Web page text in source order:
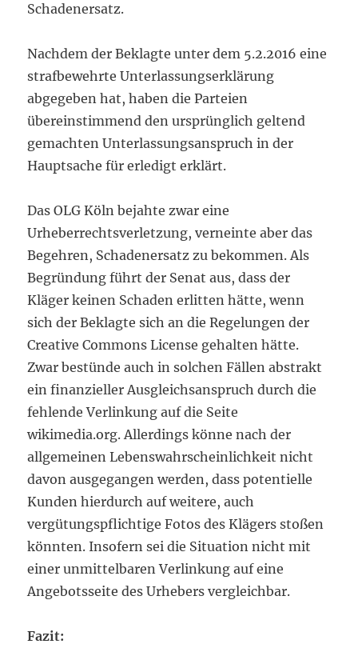
Schadenersatz.
Nachdem der Beklagte unter dem 5.2.2016 eine
strafbewehrte Unterlassungserklärung
abgegeben hat, haben die Parteien
übereinstimmend den ursprünglich geltend
gemachten Unterlassungsanspruch in der
Hauptsache für erledigt erklärt.
Das OLG Köln bejahte zwar eine
Urheberrechtsverletzung, verneinte aber das
Begehren, Schadenersatz zu bekommen. Als
Begründung führt der Senat aus, dass der
Kläger keinen Schaden erlitten hätte, wenn
sich der Beklagte sich an die Regelungen der
Creative Commons License gehalten hätte.
Zwar bestünde auch in solchen Fällen abstrakt
ein finanzieller Ausgleichsanspruch durch die
fehlende Verlinkung auf die Seite
wikimedia.org. Allerdings könne nach der
allgemeinen Lebenswahrscheinlichkeit nicht
davon ausgegangen werden, dass potentielle
Kunden hierdurch auf weitere, auch
vergütungspflichtige Fotos des Klägers stoßen
könnten. Insofern sei die Situation nicht mit
einer unmittelbaren Verlinkung auf eine
Angebotsseite des Urhebers vergleichbar.
Fazit: